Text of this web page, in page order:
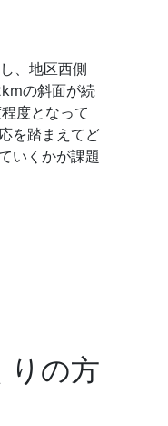
、地区西側
の斜面が続
度となって
を踏まえてど
いくかが課題
りの方